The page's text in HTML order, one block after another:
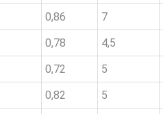
0,86 7
0,78 4,5
0,72 5
0,82 5